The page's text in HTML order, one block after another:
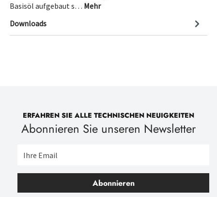
Basisöl aufgebaut s… Mehr
Downloads
ERFAHREN SIE ALLE TECHNISCHEN NEUIGKEITEN
Abonnieren Sie unseren Newsletter
Abonnieren